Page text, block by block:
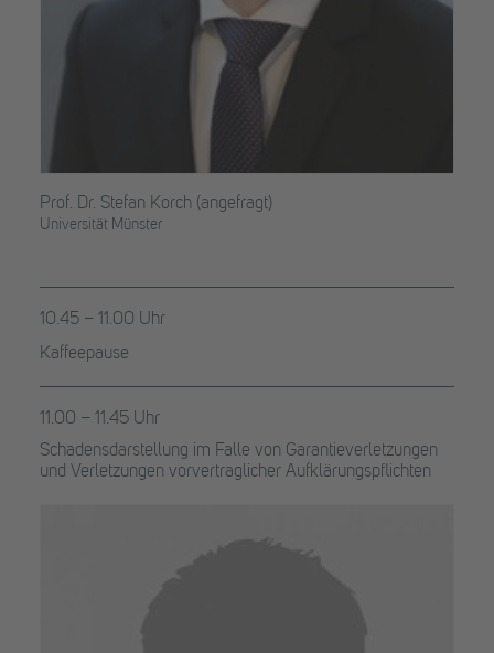
Prof. Dr. Stefan Korch (angefragt)
Universität Münster
10.45 – 11.00 Uhr
Kaffeepause
11.00 – 11.45 Uhr
Schadensdarstellung im Falle von Garantieverletzungen
und Verletzungen vorvertraglicher Aufklärungspflichten